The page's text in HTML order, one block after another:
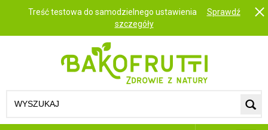
Treść testowa do samodzielnego ustawienia
Sprawdź
szczegóły